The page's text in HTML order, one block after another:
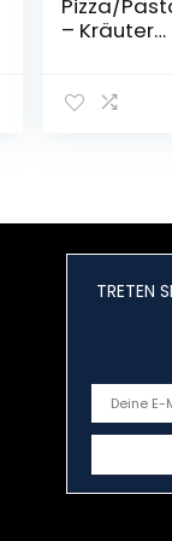
Pizza/
– Kräuter
Kräuter –
Keimrate
TRETEN